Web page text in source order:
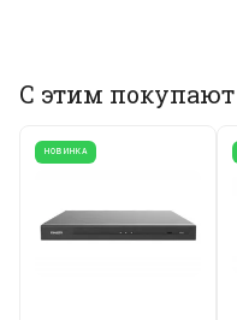
С этим покупают
НОВИНКА